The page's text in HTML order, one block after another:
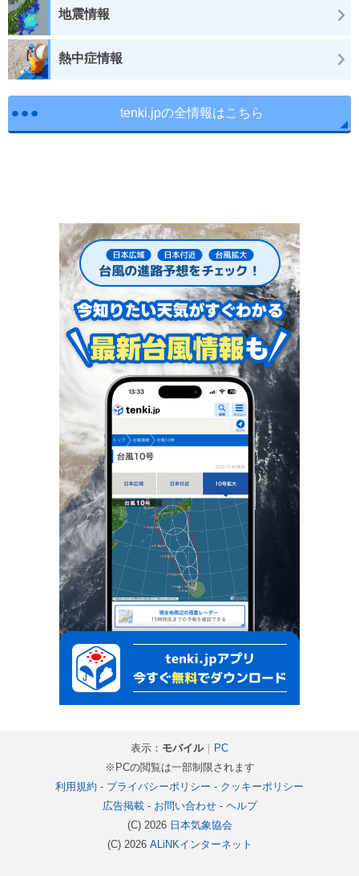
地震情報
熱中症情報
tenki.jpの全情報はこちら
表示： モバイル｜ PC
※PCの閲覧は一部制限されます
利用規約 - プライバシーポリシー - クッキーポリシー
広告掲載- お問い合わせ- ヘルプ
(C) 2026 日本気象協会
(C) 2026 ALiNKインターネット